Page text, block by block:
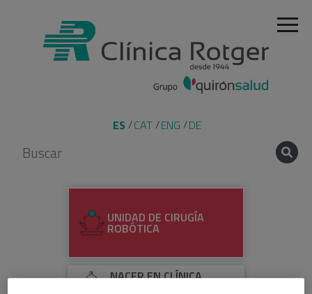
ES CAT ENG DE
UNIDAD DE CIRUGÍA
ROBÓTICA
NACER EN CLÍNICA